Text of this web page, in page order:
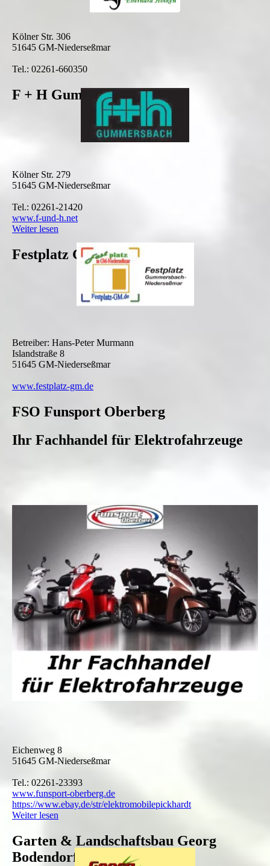
Kölner Str. 306
51645 GM-Niederseßmar
Tel.: 02261-660350
F + H Gummersbach
Kölner Str. 279
51645 GM-Niederseßmar
Tel.: 02261-21420
www.f-und-h.net
Weiter lesen
Festplatz GM-Niederseßmar
Betreiber: Hans-Peter Murmann
Islandstraße 8
51645 GM-Niederseßmar
www.festplatz-gm.de
FSO Funsport Oberberg
Ihr Fachhandel für Elektrofahrzeuge
Eichenweg 8
51645 GM-Niederseßmar
Tel.: 02261-23393
www.funsport-oberberg.de
https://www.ebay.de/str/elektromobilepickhardt
Weiter lesen
Garten & Landschaftsbau Georg
Bodendorfer